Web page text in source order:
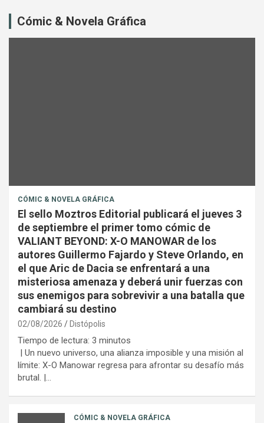
Cómic & Novela Gráfica
CÓMIC & NOVELA GRÁFICA
El sello Moztros Editorial publicará el jueves 3
de septiembre el primer tomo cómic de
VALIANT BEYOND: X-O MANOWAR de los
autores Guillermo Fajardo y Steve Orlando, en
el que Aric de Dacia se enfrentará a una
misteriosa amenaza y deberá unir fuerzas con
sus enemigos para sobrevivir a una batalla que
cambiará su destino
02/08/2026 Distópolis
Tiempo de lectura: 3 minutos
| Un nuevo universo, una alianza imposible y una misión al
límite: X-O Manowar regresa para afrontar su desafío más
brutal. |…
CÓMIC & NOVELA GRÁFICA